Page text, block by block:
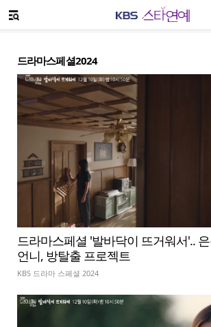
메뉴 열기
드라마스페셜2024
드라마스페셜 '발바닥이 뜨거워서'..
언니, 방탈출 프로젝트
KBS 드라마 스페셜 2024